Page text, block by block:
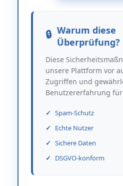
Warum diese
Überprüfung?
Diese
unsere Plattform vor
Zugriffen und
Benutzererfahrung
Spam-Schutz
Echte Nutzer
Sichere Daten
DSGVO-konform